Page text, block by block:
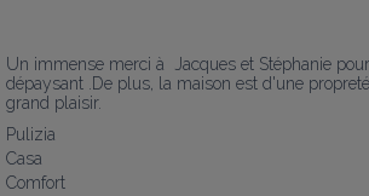
Un immense merci à  Jacques et Stéphanie
dépaysant .De plus, la maison est d'une
grand plaisir.
Pulizia
Casa
Comfort